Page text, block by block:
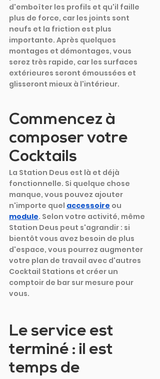
d'emboîter les profils et qu'il faille
plus de force, car les joints sont
neufs et la friction est plus
importante. Après quelques
montages et démontages, vous
serez très rapide, car les surfaces
extérieures seront émoussées et
glisseront mieux à l'intérieur.
Commencez à
composer votre
Cocktails
La Station Deus est là et déjà
fonctionnelle. Si quelque chose
manque, vous pouvez ajouter
n'importe quel accessoire ou
module. Selon votre activité, même
Station Deus peut s'agrandir : si
bientôt vous avez besoin de plus
d'espace, vous pourrez augmenter
votre plan de travail avec d'autres
Cocktail Stations et créer un
comptoir de bar sur mesure pour
vous.
Le service est
terminé : il est
temps de